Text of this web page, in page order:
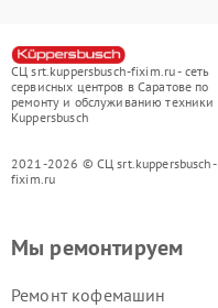
СЦ srt.kuppersbusch-fixim.ru - сеть
сервисных центров в Саратове по
ремонту и обслуживанию техники
Kuppersbusch
2021-2026 © СЦ srt.kuppersbusch-
fixim.ru
Мы ремонтируем
Ремонт кофемашин